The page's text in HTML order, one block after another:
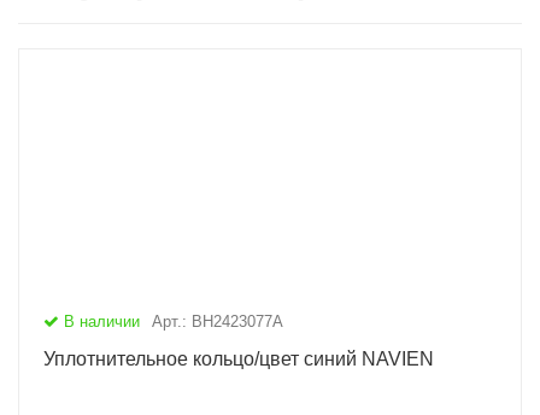
В наличии Арт.: BH2423077A
Уплотнительное кольцо/цвет синий NAVIEN